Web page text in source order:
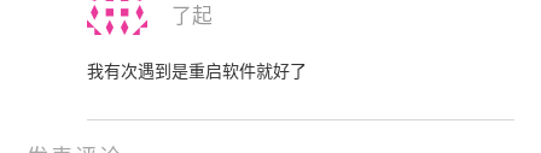
了起
我有次遇到是重启软件就好了